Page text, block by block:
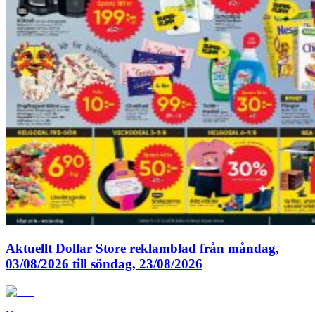
Aktuellt Dollar Store reklamblad från måndag,
03/08/2026 till söndag, 23/08/2026